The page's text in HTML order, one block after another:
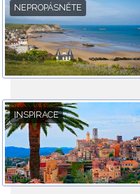
NEPROPÁSNĚTE
INSPIRACE